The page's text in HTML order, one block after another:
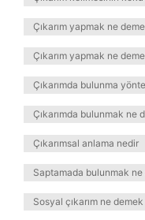
Çıkarım yapmak ne
Çıkarım yapmak ne
Çıkarımda bulunma
Çıkarımda bulunmak ne
Çıkarımsal anlama nedir
Saptamada bulunmak ne
Sosyal çıkarım ne demek